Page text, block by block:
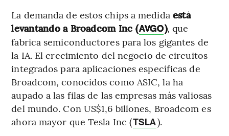
La demanda de estos chips a medida está
levantando a Broadcom Inc (AVGO), que
fabrica semiconductores para los gigantes de
la IA. El crecimiento del negocio de circuitos
integrados para aplicaciones específicas de
Broadcom, conocidos como ASIC, la ha
aupado a las filas de las empresas más valiosas
del mundo. Con US$1,6 billones, Broadcom es
ahora mayor que Tesla Inc (TSLA).